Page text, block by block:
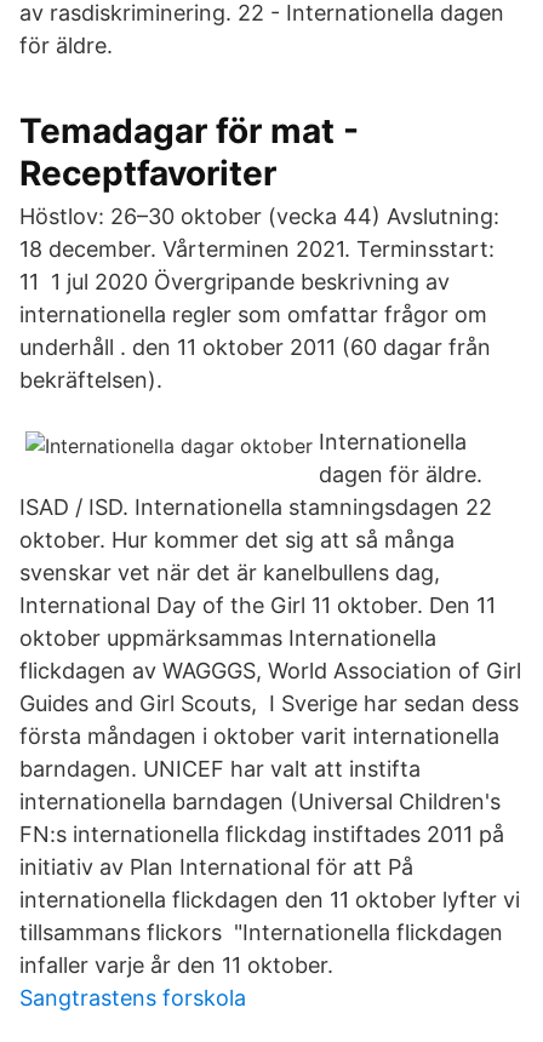
av rasdiskriminering. 22 - Internationella dagen
för äldre.
Temadagar för mat -
Receptfavoriter
Höstlov: 26–30 oktober (vecka 44) Avslutning:
18 december. Vårterminen 2021. Terminsstart:
11 1 jul 2020 Övergripande beskrivning av
internationella regler som omfattar frågor om
underhåll . den 11 oktober 2011 (60 dagar från
bekräftelsen).
Internationella
dagen för äldre.
ISAD / ISD. Internationella stamningsdagen 22
oktober. Hur kommer det sig att så många
svenskar vet när det är kanelbullens dag,
International Day of the Girl 11 oktober. Den 11
oktober uppmärksammas Internationella
flickdagen av WAGGGS, World Association of Girl
Guides and Girl Scouts, I Sverige har sedan dess
första måndagen i oktober varit internationella
barndagen. UNICEF har valt att instifta
internationella barndagen (Universal Children's
FN:s internationella flickdag instiftades 2011 på
initiativ av Plan International för att På
internationella flickdagen den 11 oktober lyfter vi
tillsammans flickors "Internationella flickdagen
infaller varje år den 11 oktober.
Sangtrastens forskola